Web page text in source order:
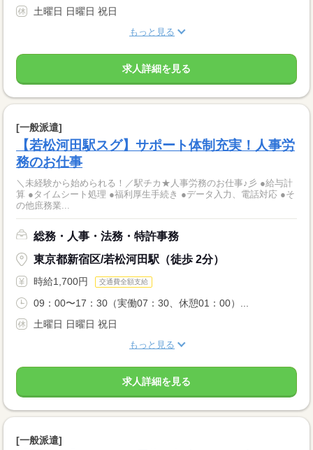
土曜日 日曜日 祝日
もっと見る
求人詳細を見る
[一般派遣]
【若松河田駅スグ】サポート体制充実！人事労
務のお仕事
＼未経験から始められる！／駅チカ★人事労務のお仕事♪彡 ●給与計
算 ●タイムシート処理 ●福利厚生手続き ●データ入力、電話対応 ●そ
の他庶務業...
総務・人事・法務・特許事務
東京都新宿区/若松河田駅（徒歩 2分）
時給1,700円 交通費全額支給
09：00〜17：30（実働07：30、休憩01：00）...
土曜日 日曜日 祝日
もっと見る
求人詳細を見る
[一般派遣]